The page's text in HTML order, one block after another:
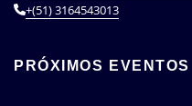
+(51) 3164543013
PRÓXIMOS EVENTOS